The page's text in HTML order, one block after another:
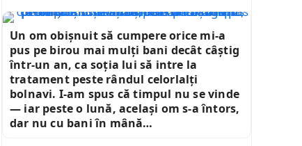
Un om obișnuit să cumpere orice mi-a
pus pe birou mai mulți bani decât câștig
într-un an, ca soția lui să intre la
tratament peste rândul celorlalți
bolnavi. I-am spus că timpul nu se vinde
— iar peste o lună, același om s-a întors,
dar nu cu bani în mână…